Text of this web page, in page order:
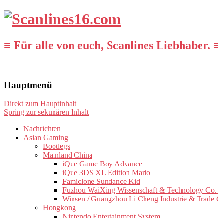
≡ Für alle von euch, Scanlines Liebhaber.
Hauptmenü
Direkt zum Hauptinhalt
Spring zur sekunären Inhalt
Nachrichten
Asian Gaming
Bootlegs
Mainland China
iQue Game Boy Advance
iQue 3DS XL Edition Mario
Famiclone Sundance Kid
Fuzhou WaiXing Wissenschaft & Technology
Winsen / Guangzhou Li Cheng Industrie & Trade
Hongkong